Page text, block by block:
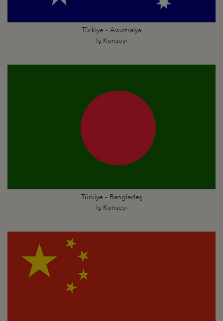
Türkiye - Avustralya
İş Konseyi
Türkiye - Bangladeş
İş Konseyi